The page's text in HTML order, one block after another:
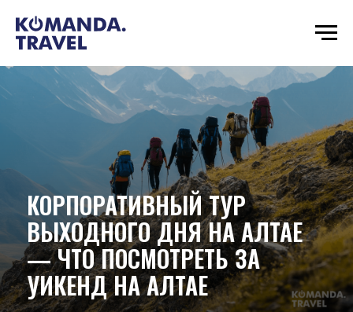
КОРПОРАТИВНЫЙ ТУР
ВЫХОДНОГО ДНЯ НА АЛТАЕ
— ЧТО ПОСМОТРЕТЬ ЗА
УИКЕНД НА АЛТАЕ